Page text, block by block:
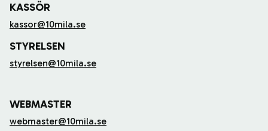
KASSÖR
kassor@10mila.se
STYRELSEN
styrelsen@10mila.se
WEBMASTER
webmaster@10mila.se